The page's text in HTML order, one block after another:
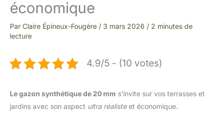
économique
Par Claire Épineux-Fougère / 3 mars 2026 / 2 minutes de
lecture
4.9/5 - (10 votes)
Le gazon synthétique de 20 mm s’invite sur vos terrasses et
jardins avec son aspect ultra réalisteet économique.